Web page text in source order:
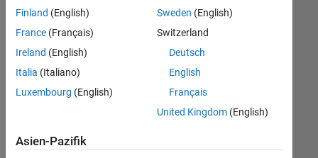
Suchkriterien
weiter
fassen
oder
alle
Stellenangebote
anzeigen .
noch
Finland (English)
France (Français)
Ireland (English)
Italia (Italiano)
Luxembourg (English)
Sweden (English)
Switzerland
Deutsch
English
Français
United Kingdom(English)
Asien-Pazifik